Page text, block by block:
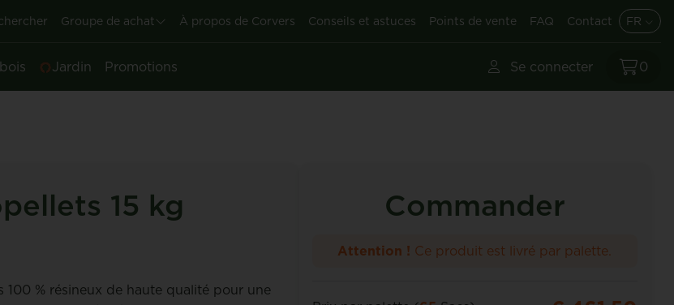
Groupe de achat À propos de Corvers Conseils et astuces Points de vente FAQ Contact FR
Jardin Promotions Se connecter 0
15 kg
100 % résineux de haute qualité pour une
Commander
Attention ! Ce produit est livré par palette.